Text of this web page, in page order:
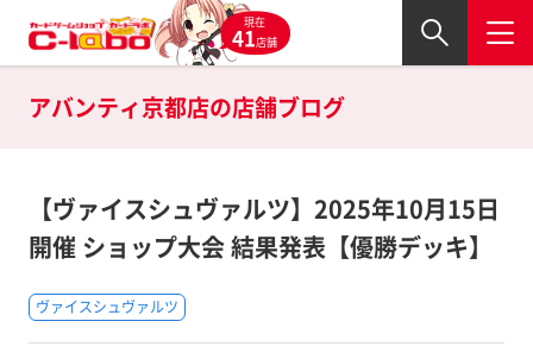
現在
41店舗
アバンティ京都店の店舗ブログ
【ヴァイスシュヴァルツ】2025年10月15日
開催 ショップ大会 結果発表【優勝デッキ】
ヴァイスシュヴァルツ